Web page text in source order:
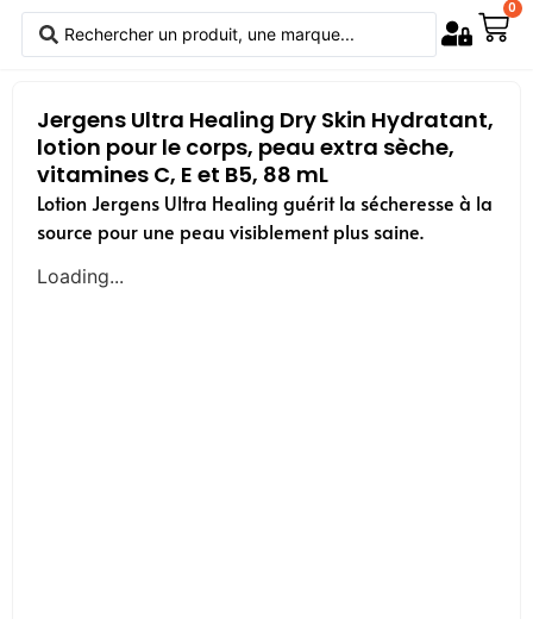
0
Jergens Ultra Healing Dry Skin Hydratant,
lotion pour le corps, peau extra sèche,
vitamines C, E et B5, 88 mL
Lotion Jergens Ultra Healing guérit la sécheresse à la
source pour une peau visiblement plus saine.
Loading...